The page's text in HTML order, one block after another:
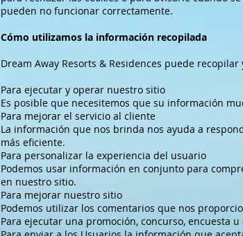
pueden no funcionar correctamente.
Cómo utilizamos la información recopilada
Dream Away Resorts & Residences puede
Para ejecutar y operar nuestro sitio
Es posible que necesitemos que su información
Para mejorar el servicio al cliente
La información que nos brinda nos ayuda a
más eficiente.
Para personalizar la experiencia del usuario
Podemos usar información en conjunto para
en nuestro sitio.
Para mejorar nuestro sitio
Podemos utilizar los comentarios que nos
Para ejecutar una promoción, concurso, encuesta